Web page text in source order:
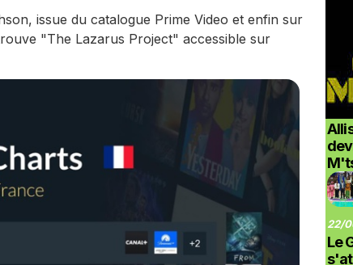
issue du catalogue Prime Video et enfin sur
"The Lazarus Project" accessible sur
22/
Le